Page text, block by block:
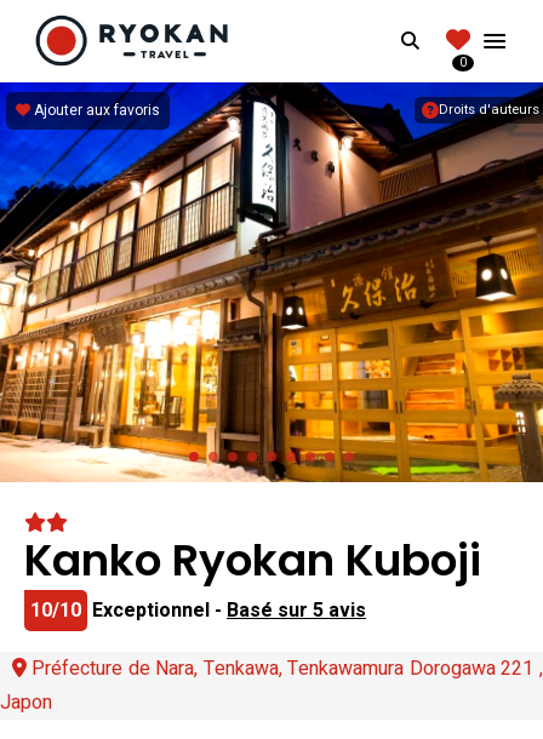
RYOKANTRAVEL
Vivez l'expérience authentique d'un Ryokan
Search
0
Droits d'auteurs
Ajouter aux favoris
Kanko Ryokan Kuboji
10/10 Exceptionnel - Basé sur 5 avis
Préfecture de Nara, Tenkawa, Tenkawamura Dorogawa 221 ,
Japon